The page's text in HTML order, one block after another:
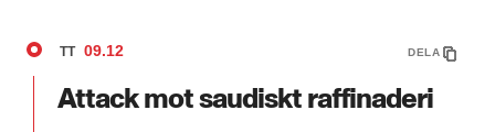
TT 09.12 DELA
Attack mot saudiskt raffinaderi